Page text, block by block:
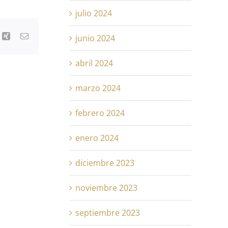
Xing Correo
julio 2024
junio 2024
abril 2024
marzo 2024
febrero 2024
enero 2024
diciembre 2023
noviembre 2023
septiembre 2023